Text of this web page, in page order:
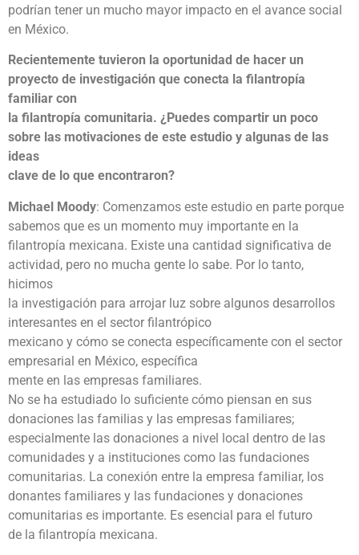
podrían tener un mucho mayor impacto en el avance social
en México.
Recientemente tuvieron la oportunidad de hacer un
proyecto de investigación que conecta la filantropía
familiar con
la filantropía comunitaria. ¿Puedes compartir un poco
sobre las motivaciones de este estudio y algunas de las
ideas
clave de lo que encontraron?
Michael Moody: Comenzamos este estudio en parte porque
sabemos que es un momento muy importante en la
filantropía mexicana. Existe una cantidad significativa de
actividad, pero no mucha gente lo sabe. Por lo tanto,
hicimos
la investigación para arrojar luz sobre algunos desarrollos
interesantes en el sector filantrópico
mexicano y cómo se conecta específicamente con el sector
empresarial en México, específica
mente en las empresas familiares.
No se ha estudiado lo suficiente cómo piensan en sus
donaciones las familias y las empresas familiares;
especialmente las donaciones a nivel local dentro de las
comunidades y a instituciones como las fundaciones
comunitarias. La conexión entre la empresa familiar, los
donantes familiares y las fundaciones y donaciones
comunitarias es importante. Es esencial para el futuro
de la filantropía mexicana.